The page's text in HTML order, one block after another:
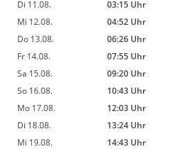
Di 11.08.
03:15 Uhr
Mi 12.08.
04:52 Uhr
Do 13.08.
06:26 Uhr
Fr 14.08.
07:55 Uhr
Sa 15.08.
09:20 Uhr
So 16.08.
10:43 Uhr
Mo 17.08.
12:03 Uhr
Di 18.08.
13:24 Uhr
Mi 19.08.
14:43 Uhr